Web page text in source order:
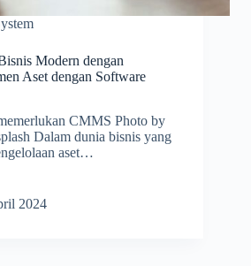
Modern dengan
Aset dengan Software
CMMS Photo by
Dalam dunia bisnis yang
aset…
2024